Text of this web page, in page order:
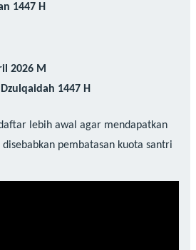
1447 H
2026 M
1447 H
lebih awal agar mendapatkan
pembatasan kuota santri